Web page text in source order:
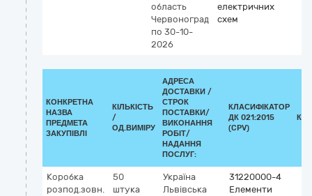
область
Червоноград
по 30-10-
2026
електричних
схем
КОНКРЕТНА
НАЗВА
ПРЕДМЕТА
ЗАКУПІВЛІ
КІЛЬКІСТЬ
/
ОД.ВИМІРУ
АДРЕСА
ДОСТАВКИ /
СТРОК
ПОСТАВКИ/
ВИКОНАННЯ
РОБІТ/
НАДАННЯ
ПОСЛУГ:
КЛАСИФІКАТОР
ДК 021:2015
(CPV)
Коробка
розпод.зовн.
50
штука
Україна
Львівська
31220000-4
Елементи